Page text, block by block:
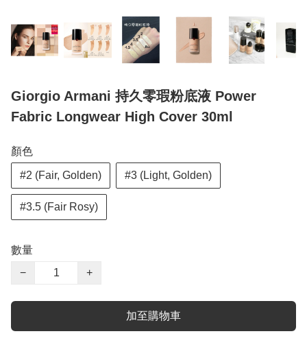
Giorgio Armani 持久零瑕粉底液 Power
Fabric Longwear High Cover 30ml
顏色
#2 (Fair, Golden) #3 (Light, Golden)
#3.5 (Fair Rosy)
數量
−
+
加至購物車